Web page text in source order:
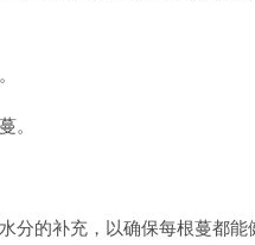
。
的补充，以确保每根蔓都能